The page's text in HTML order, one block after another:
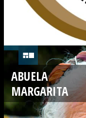
ABUELA
MARGARITA